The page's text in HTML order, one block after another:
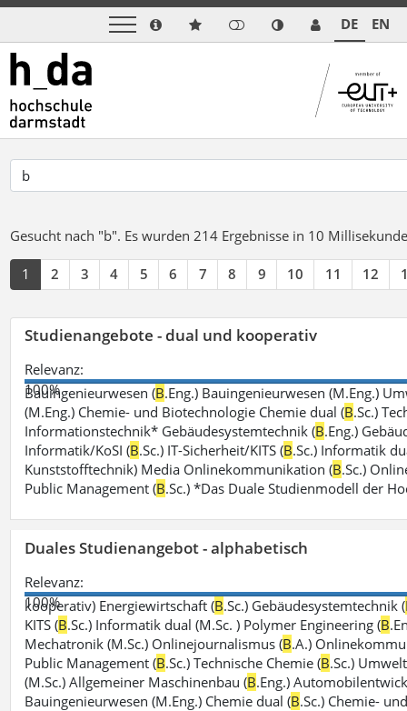
DE EN
Gesucht nach "b". Es wurden 214 Ergebnisse in 10
1 2 3 4 5 6 7 8 9 10 11 12
Studienangebote - dual und kooperativ
Relevanz:
100%
Bauingenieurwesen (B.Eng.) Bauingenieurwesen (M.Eng.)
(M.Eng.) Chemie- und Biotechnologie Chemie dual (B.Sc.)
Informationstechnik* Gebäudesystemtechnik (B.Eng.)
Informatik/KoSI (B.Sc.) IT-Sicherheit/KITS (B.Sc.) Informatik
Kunststofftechnik) Media Onlinekommunikation (B.Sc.)
Public Management (B.Sc.) *Das Duale Studienmodell der
Duales Studienangebot - alphabetisch
Relevanz:
100%
kooperativ) Energiewirtschaft (B.Sc.) Gebäudesystemtechnik (
KITS (B.Sc.) Informatik dual (M.Sc. ) Polymer Engineering (B
Mechatronik (M.Sc.) Onlinejournalismus (B.A.)
Public Management (B.Sc.) Technische Chemie (B.Sc.)
(M.Sc.) Allgemeiner Maschinenbau (B.Eng.)
Bauingenieurwesen (M.Eng.) Chemie dual (B.Sc.) Chemie-